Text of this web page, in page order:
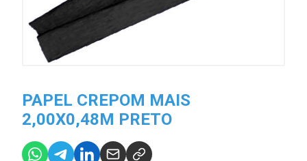
PAPEL CREPOM MAIS
2,00X0,48M PRETO